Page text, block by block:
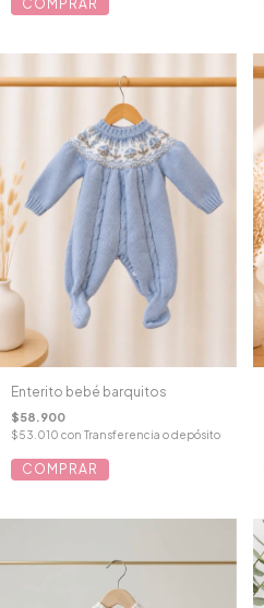
COMPRAR
Enterito bebé barquitos
$58.900
$53.010 con Transferencia o depósito
COMPRAR